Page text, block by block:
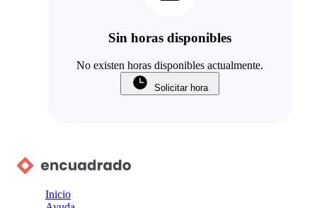
Sin horas disponibles
No existen horas disponibles actualmente.
Solicitar hora
Inicio